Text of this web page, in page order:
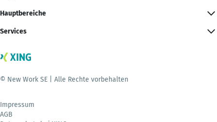
Hauptbereiche
Services
© New Work SE | Alle Rechte vorbehalten
Impressum
AGB